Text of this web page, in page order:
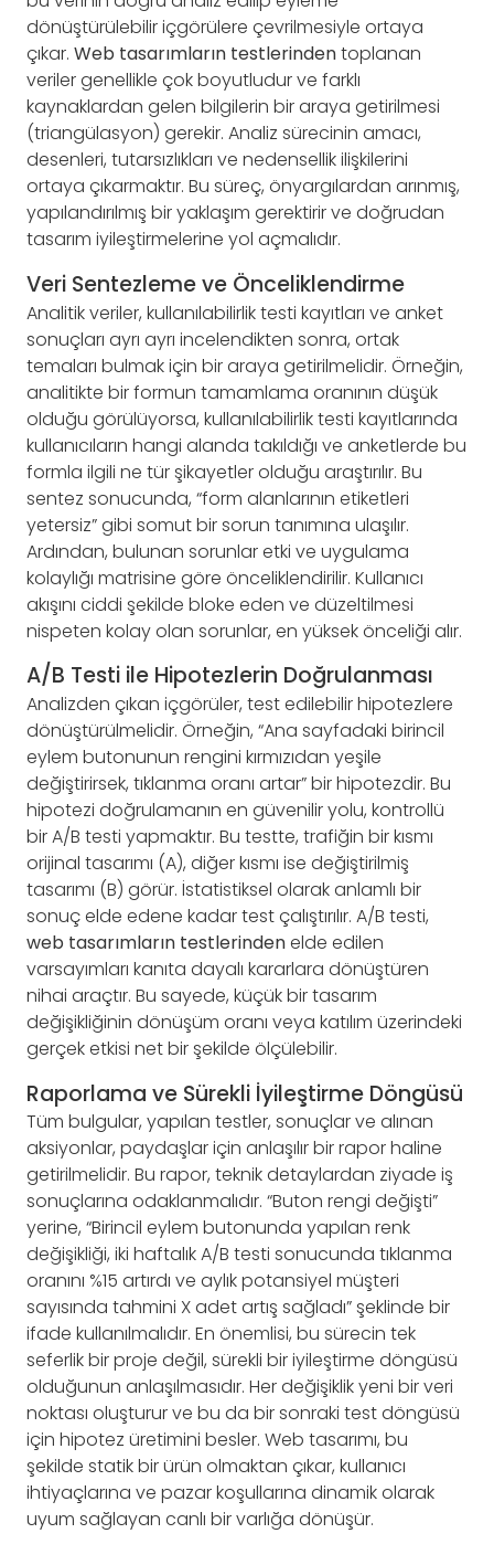
dönüştürülebilir içgörülere çevrilmesiyle ortaya
çıkar. Web tasarımların testlerindentoplanan
veriler genellikle çok boyutludur ve farklı
kaynaklardan gelen bilgilerin bir araya getirilmesi
(triangülasyon) gerekir. Analiz sürecinin amacı,
desenleri, tutarsızlıkları ve nedensellik ilişkilerini
ortaya çıkarmaktır. Bu süreç, önyargılardan arınmış,
yapılandırılmış bir yaklaşım gerektirir ve doğrudan
tasarım iyileştirmelerine yol açmalıdır.
Veri Sentezleme ve Önceliklendirme
Analitik veriler, kullanılabilirlik testi kayıtları ve anket
sonuçları ayrı ayrı incelendikten sonra, ortak
temaları bulmak için bir araya getirilmelidir. Örneğin,
analitikte bir formun tamamlama oranının düşük
olduğu görülüyorsa, kullanılabilirlik testi kayıtlarında
kullanıcıların hangi alanda takıldığı ve anketlerde bu
formla ilgili ne tür şikayetler olduğu araştırılır. Bu
sentez sonucunda, “form alanlarının etiketleri
yetersiz” gibi somut bir sorun tanımına ulaşılır.
Ardından, bulunan sorunlar etki ve uygulama
kolaylığı matrisine göre önceliklendirilir. Kullanıcı
akışını ciddi şekilde bloke eden ve düzeltilmesi
nispeten kolay olan sorunlar, en yüksek önceliği alır.
A/B Testi ile Hipotezlerin Doğrulanması
Analizden çıkan içgörüler, test edilebilir hipotezlere
dönüştürülmelidir. Örneğin, “Ana sayfadaki birincil
eylem butonunun rengini kırmızıdan yeşile
değiştirirsek, tıklanma oranı artar” bir hipotezdir. Bu
hipotezi doğrulamanın en güvenilir yolu, kontrollü
bir A/B testi yapmaktır. Bu testte, trafiğin bir kısmı
orijinal tasarımı (A), diğer kısmı ise değiştirilmiş
tasarımı (B) görür. İstatistiksel olarak anlamlı bir
sonuç elde edene kadar test çalıştırılır. A/B testi,
web tasarımların testlerindenelde edilen
varsayımları kanıta dayalı kararlara dönüştüren
nihai araçtır. Bu sayede, küçük bir tasarım
değişikliğinin dönüşüm oranı veya katılım üzerindeki
gerçek etkisi net bir şekilde ölçülebilir.
Raporlama ve Sürekli İyileştirme Döngüsü
Tüm bulgular, yapılan testler, sonuçlar ve alınan
aksiyonlar, paydaşlar için anlaşılır bir rapor haline
getirilmelidir. Bu rapor, teknik detaylardan ziyade iş
sonuçlarına odaklanmalıdır. “Buton rengi değişti”
yerine, “Birincil eylem butonunda yapılan renk
değişikliği, iki haftalık A/B testi sonucunda tıklanma
oranını %15 artırdı ve aylık potansiyel müşteri
sayısında tahmini X adet artış sağladı” şeklinde bir
ifade kullanılmalıdır. En önemlisi, bu sürecin tek
seferlik bir proje değil, sürekli bir iyileştirme döngüsü
olduğunun anlaşılmasıdır. Her değişiklik yeni bir veri
noktası oluşturur ve bu da bir sonraki test döngüsü
için hipotez üretimini besler. Web tasarımı, bu
şekilde statik bir ürün olmaktan çıkar, kullanıcı
ihtiyaçlarına ve pazar koşullarına dinamik olarak
uyum sağlayan canlı bir varlığa dönüşür.